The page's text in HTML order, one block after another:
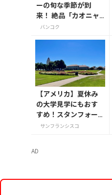
ーの旬な季節が到
来！ 絶品「カオニャ
オ・マムアン」の専
バンコク
【アメリカ】夏休み
の大学見学にもおす
すめ！スタンフォー
ド大学とUCバークレ
サンフランシスコ
AD